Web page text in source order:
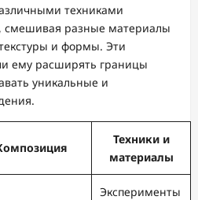
техниками
смешивая разные материалы
и формы. Эти
ему расширять границы
уникальные и
Техники и
материалы
Эксперименты